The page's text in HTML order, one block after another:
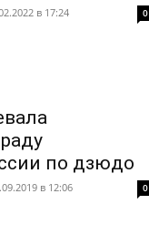
в 17:24 0
по дзюдо
в 12:06 0